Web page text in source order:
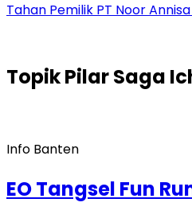
Tahan Pemilik PT Noor
TopikPilar Saga
Info Banten
EO Tangsel Fun